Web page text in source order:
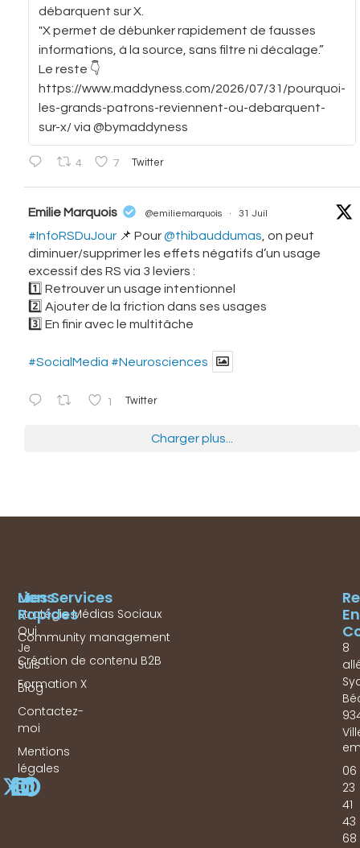
débarquent sur X.
"X permet de débunker rapidement de fausses
informations, à la source, sans filtre ni décalage.”
Le reste 👇
https://www.maddyness.com/2026/07/31/pourquoi-
les-grands-patrons-reviennent-ou-debarquent-
sur-x/ via @bymaddyness
4 7 Twitter
Emilie Marquois @emiliemarquois · 31 Juil
#InfoRSDuJour 📌 Pour@thibauddumas , on peut
diminuer/supprimer les effets négatifs d’un usage
excessif des RS via 3 leviers :
1️⃣ Retrouver un usage intentionnel
2️⃣ Ajouter de la friction dans ses usages
3️⃣ En finir avec le multitâche
#SocialMedia #Neurosciences
1 Twitter
Charger plus...
Mes Services
Stratégie Médias Sociaux
Community management
Création de contenu B2B
Formation X
Liens
Rapides
Qui
Je
Suis
Blog
Contactez-
moi
Mentions
légales
En
8
06
23
41
43
68